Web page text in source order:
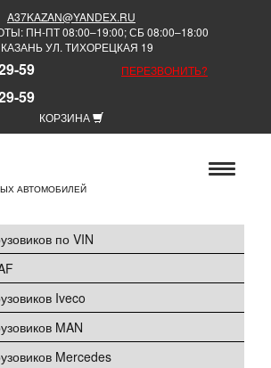
A37KAZAN@YANDEX.RU
ПН-ПТ 08:00–19:00; СБ 08:00–18:00
КАЗАНЬ УЛ. ТИХОРЕЦКАЯ 19
59
59
ПЕРЕЗВОНИТЬ?
КОРЗИНА
АВТОМОБИЛЕЙ
по VIN
Iveco
MAN
Mercedes